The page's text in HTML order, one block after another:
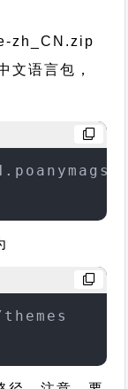
zh_CN.zip
语言包，